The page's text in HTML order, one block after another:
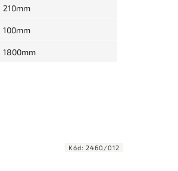
210mm
100mm
1800mm
Kód: 2460/012